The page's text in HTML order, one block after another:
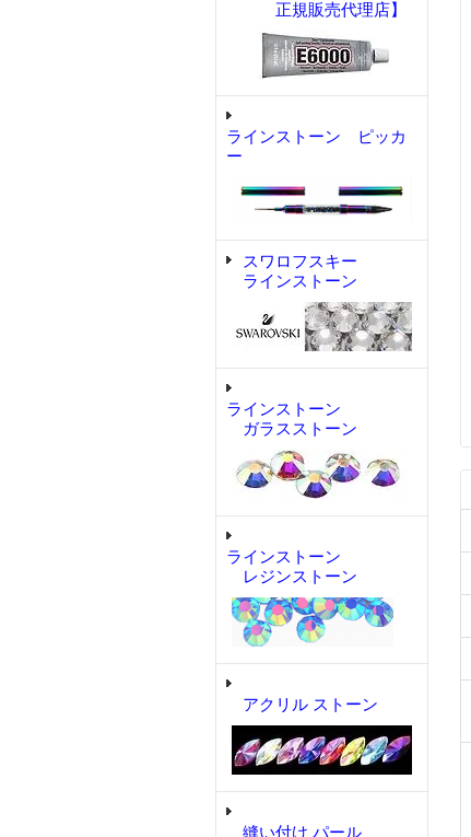
正規販売代理店】
ラインストーン ピッカ
ー
スワロフスキー
ラインストーン
ラインストーン
ガラスストーン
ラインストーン
レジンストーン
アクリル ストーン
縫い付け パール